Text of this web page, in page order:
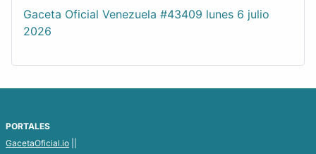
Gaceta Oficial Venezuela #43409 lunes 6 julio
2026
PORTALES
GacetaOficial.io